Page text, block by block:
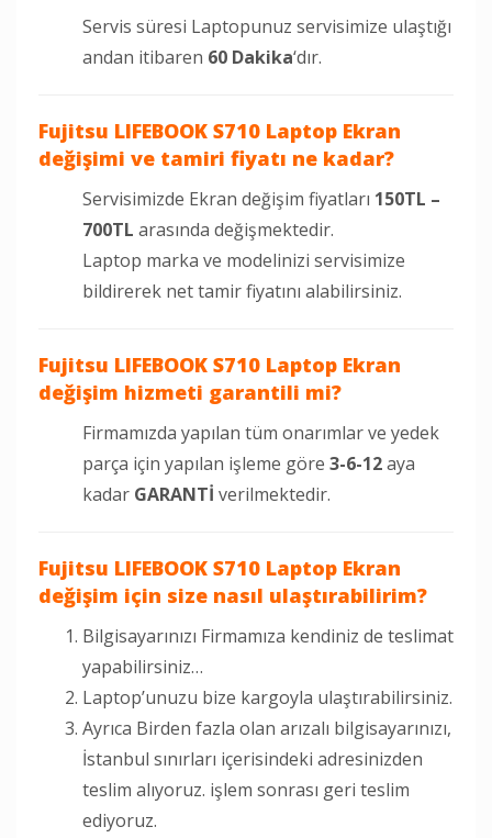
Servis süresi Laptopunuz servisimize ulaştığı
andan itibaren 60 Dakika‘dır.
Fujitsu LIFEBOOK S710 Laptop Ekran
değişimi ve tamiri fiyatı ne kadar?
Servisimizde Ekran değişim fiyatları 150TL –
700TL arasında değişmektedir.
Laptop marka ve modelinizi servisimize
bildirerek net tamir fiyatını alabilirsiniz.
Fujitsu LIFEBOOK S710 Laptop Ekran
değişim hizmeti garantili mi?
Firmamızda yapılan tüm onarımlar ve yedek
parça için yapılan işleme göre 3-6-12aya
kadar GARANTİ verilmektedir.
Fujitsu LIFEBOOK S710 Laptop Ekran
değişim için size nasıl ulaştırabilirim?
Bilgisayarınızı Firmamıza kendiniz de teslimat
yapabilirsiniz…
Laptop’unuzu bize kargoyla ulaştırabilirsiniz.
Ayrıca Birden fazla olan arızalı bilgisayarınızı,
İstanbul sınırları içerisindeki adresinizden
teslim alıyoruz. işlem sonrası geri teslim
ediyoruz.